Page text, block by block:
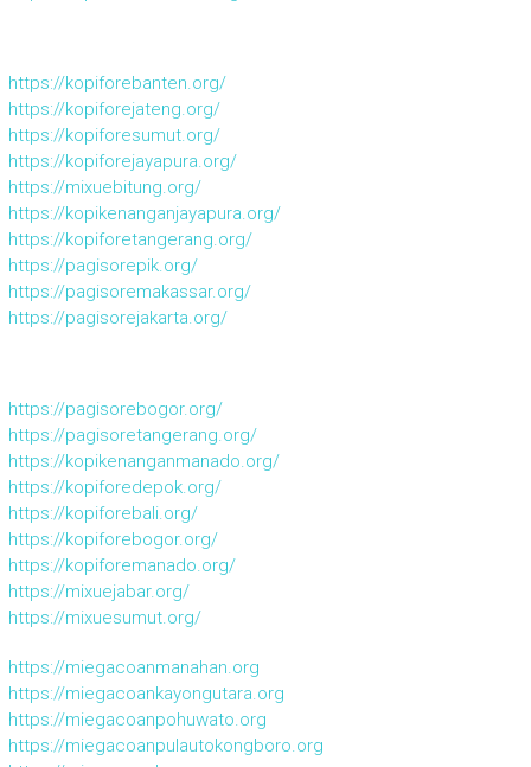
https://kopiforebanten.org/
https://kopiforejateng.org/
https://kopiforesumut.org/
https://kopiforejayapura.org/
https://mixuebitung.org/
https://kopikenanganjayapura.org/
https://kopiforetangerang.org/
https://pagisorepik.org/
https://pagisoremakassar.org/
https://pagisorejakarta.org/
https://pagisorebogor.org/
https://pagisoretangerang.org/
https://kopikenanganmanado.org/
https://kopiforedepok.org/
https://kopiforebali.org/
https://kopiforebogor.org/
https://kopiforemanado.org/
https://mixuejabar.org/
https://mixuesumut.org/
https://miegacoanmanahan.org
https://miegacoankayongutara.org
https://miegacoanpohuwato.org
https://miegacoanpulautokongboro.org